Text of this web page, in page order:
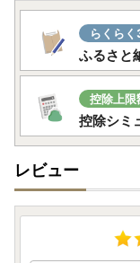
らず、申請時のメ
そこから同受付書
メールアドレスの
済書】を郵送いた
■お礼の品について
・配送は生産者ま
す。
・発送期日は、あ
・同日にお申込い
らくら
ふるさと
控除上限
控除シミ
レビュー